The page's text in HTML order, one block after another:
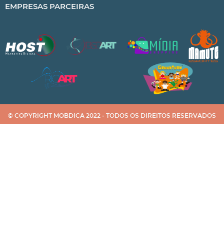
EMPRESAS PARCEIRAS
© COPYRIGHT MOBDICA 2022 - TODOS OS DIREITOS RESERVADOS